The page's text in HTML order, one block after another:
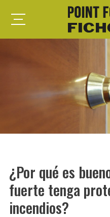
Foxeo HiS
Forges G375
Spheris Xp
Forstyl
Duo G071
¿Por qué es
fuerte tenga
incendios?